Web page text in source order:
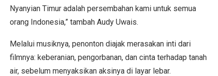
Nyanyian Timur adalah persembahan kami untuk semua
orang Indonesia,” tambah Audy Uwais.
Melalui musiknya, penonton diajak merasakan inti dari
filmnya: keberanian, pengorbanan, dan cinta terhadap tanah
air, sebelum menyaksikan aksinya di layar lebar.